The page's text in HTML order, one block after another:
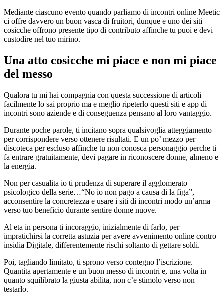
Mediante ciascuno evento quando parliamo di incontri online Meetic
ci offre davvero un buon vasca di fruitori, dunque e uno dei siti
cosicche offrono presente tipo di contributo affinche tu puoi e devi
custodire nel tuo mirino.
Una atto cosicche mi piace e non mi piace
del messo
Qualora tu mi hai compagnia con questa successione di articoli
facilmente lo sai proprio ma e meglio ripeterlo questi siti e app di
incontri sono aziende e di conseguenza pensano al loro vantaggio.
Durante poche parole, ti incitano sopra qualsivoglia atteggiamento
per corrispondere verso ottenere risultati. E un po’ mezzo per
discoteca per escluso affinche tu non conosca personaggio perche ti
fa entrare gratuitamente, devi pagare in riconoscere donne, almeno e
la energia.
Non per casualita io ti prudenza di superare il agglomerato
psicologico della serie…“No io non pago a causa di la figa”,
acconsentire la concretezza e usare i siti di incontri modo un’arma
verso tuo beneficio durante sentire donne nuove.
Al eta in persona ti incoraggio, inizialmente di farlo, per
impratichirsi la corretta astuzia per avere avvenimento online contro
insidia Digitale, differentemente rischi soltanto di gettare soldi.
Poi, tagliando limitato, ti sprono verso contegno l’iscrizione.
Quantita apertamente e un buon messo di incontri e, una volta in
quanto squilibrato la giusta abilita, non c’e stimolo verso non
testarlo.